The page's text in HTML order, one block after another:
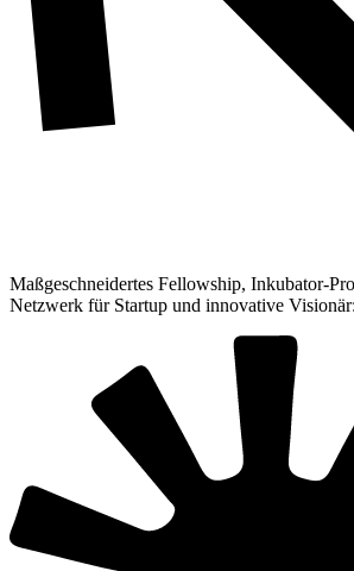
Maßgeschneidertes Fellowship, Inkubator-
Netzwerk für Startup und innovative